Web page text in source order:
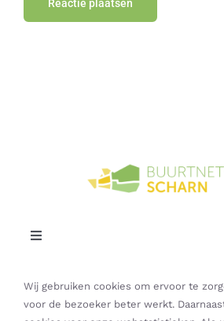
Toggle
Wij gebruiken cookies om ervoor te
voor de bezoeker beter werkt.